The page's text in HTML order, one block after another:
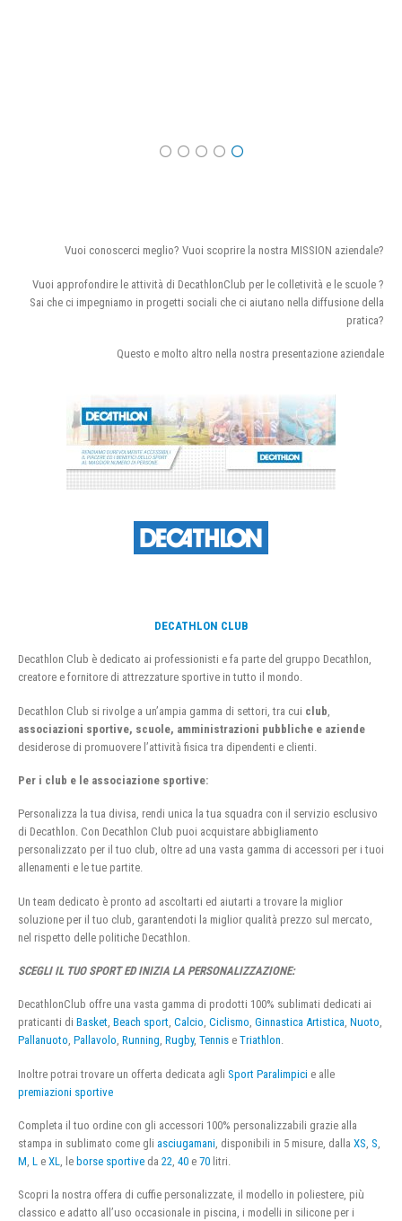
Vuoi conoscerci meglio? Vuoi scoprire la nostra MISSION aziendale?
Vuoi approfondire le attività di DecathlonClub per le colletività e le scuole ?
Sai che ci impegniamo in progetti sociali che ci aiutano nella diffusione della
pratica?
Questo e molto altro nella nostra presentazione aziendale
DECATHLON CLUB
Decathlon Club è dedicato ai professionisti e fa parte del gruppo Decathlon,
creatore e fornitore di attrezzature sportive in tutto il mondo.
Decathlon Club si rivolge a un’ampia gamma di settori, tra cui club
associazioni sportive, scuole, amministrazioni pubbliche e aziende
desiderose di promuovere l’attività fisica tra dipendenti e clienti.
Per i club e le associazione sportive:
Personalizza la tua divisa, rendi unica la tua squadra con il servizio esclusivo
di Decathlon. Con Decathlon Club puoi acquistare abbigliamento
personalizzato per il tuo club, oltre ad una vasta gamma di accessori per i tuoi
allenamenti e le tue partite.
Un team dedicato è pronto ad ascoltarti ed aiutarti a trovare la miglior
soluzione per il tuo club, garantendoti la miglior qualità prezzo sul mercato,
nel rispetto delle politiche Decathlon.
SCEGLI IL TUO SPORT ED INIZIA LA PERSONALIZZAZIONE:
DecathlonClub offre una vasta gamma di prodotti 100% sublimati dedicati ai
praticanti di Basket, Beach sport, Calcio, Ciclismo, Ginnastica Artistica, Nuoto,
Pallanuoto, Pallavolo, Running, Rugby, Tennis e Triathlon.
Inoltre potrai trovare un offerta dedicata agli Sport Paralimpici e alle
premiazioni sportive
Completa il tuo ordine con gli accessori 100% personalizzabili grazie alla
stampa in sublimato come gli asciugamani , disponibili in 5 misure, dalla XS S
M L e XL , le borse sportive da 22 40 e 70 litri.
Scopri la nostra offera di cuffie personalizzate, il modello in poliestere, più
classico e adatto all’uso occasionale in piscina, i modelli in silicone per i